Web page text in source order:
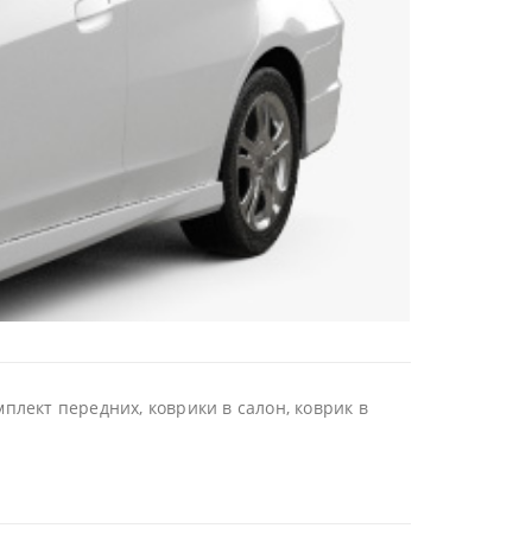
передних, коврики в салон, коврик в